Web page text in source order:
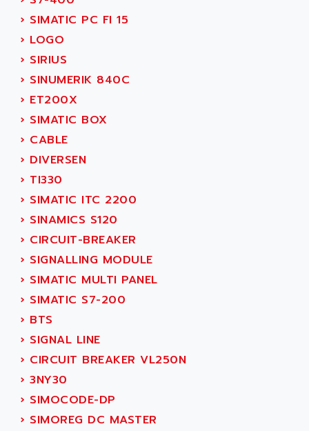
LCA
CNC ALPHA
SMART TOUCH
GP 70 SERIE
PROVIT 5000
S4-S4C
SIAX
FESTO ELECTRONIC
PCS095
TOUCHVIEW
REDIPANEL
RJ2
MULTI-SERVO
PCS
RECTIVAR
CONTROLLOGIX
plc5
SLC 500
COMPACTLOGIX
FLEX I/O
AEV
AFAG
AFDI
AFP PRODEL
AG ASSOCIATES
AGASTAT
AGDE
AGE POWERBLOCK
AGETEM
AGI
AGIE
AGILENT
AGILENT TECHNOLOGIES
AGILER
AGP
AGTATAC
AGTATEC AG
AGUT
AHEAD SYSTEMS
AHLBERG ELECTRONICS
› SIMATIC PC FI 15
› LOGO
› SIRIUS
› SINUMERIK 840C
› ET200X
› SIMATIC BOX
› CABLE
› DIVERSEN
› TI330
› SIMATIC ITC 2200
› SINAMICS S120
› CIRCUIT-BREAKER
› SIGNALLING MODULE
› SIMATIC MULTI PANEL
› SIMATIC S7-200
› BTS
› SIGNAL LINE
› CIRCUIT BREAKER VL250N
› 3NY30
› SIMOCODE-DP
› SIMOREG DC MASTER